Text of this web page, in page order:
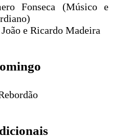
Fonseca (Músico e
e Ricardo Madeira